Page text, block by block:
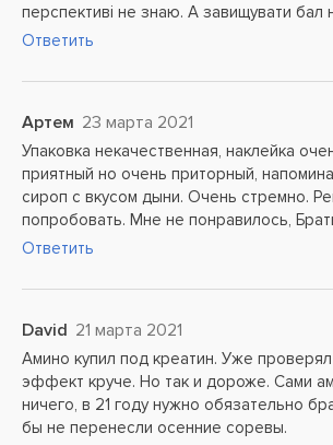
перспективі не знаю. А завищувати бал
Ответить
Артем 23 марта 2021
Упаковка некачественная, наклейка
приятный но очень приторный,
сироп с вкусом дыни. Очень стремно.
попробовать. Мне не понравилось,
Ответить
David 21 марта 2021
Амино купил под креатин. Уже
эффект круче. Но так и дороже. Сами
ничего, в 21 году нужно обязательно
бы не перенесли осенние соревы.